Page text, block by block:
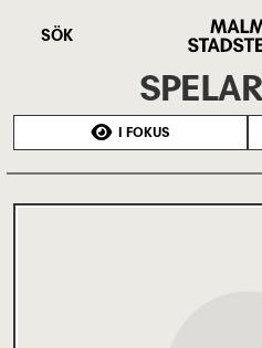
SÖK
I FOKUS